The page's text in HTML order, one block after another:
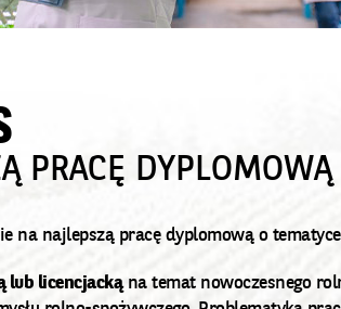
PRACĘ DYPLOMOWĄ
na najlepszą pracę dyplomową o
lub licencjackąna temat nowoczesnego